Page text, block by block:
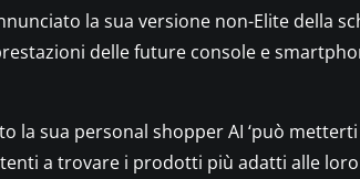
la sua versione non-Elite della
delle future console e
la sua personal shopper AI ‘può
a trovare i prodotti più adatti alle loro